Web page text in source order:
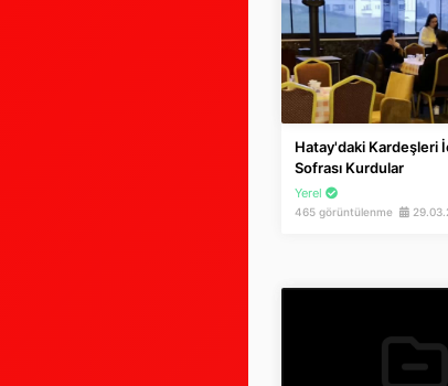
Hatay'daki Kardeşleri
Sofrası Kurdular
Yerel
465 görüntülenme